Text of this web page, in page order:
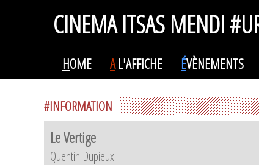
CINEMA ITSAS MENDI
HOME AL'AFFICHE ÉVÈNEMENTS
#INFORMATION
Le Vertige
Quentin Dupieux